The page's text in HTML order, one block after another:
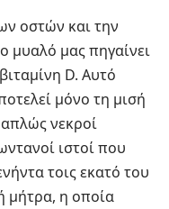
οστών και την
μυαλό μας πηγαίνει
D. Αυτό
μόνο τη μισή
νεκροί
ιστοί που
τοις εκατό του
μήτρα, η οποία